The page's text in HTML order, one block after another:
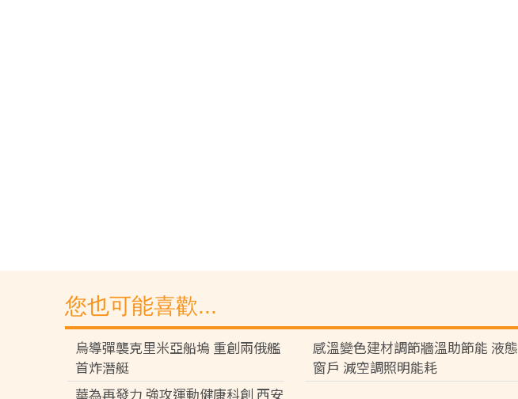
您也可能喜歡...
烏導彈襲克里米亞船塢 重創兩俄艦
首炸潛艇
感溫變色建材調節牆溫助節能 液態
窗戶 減空調照明能耗
華為再發力 強攻運動健康科創 西安